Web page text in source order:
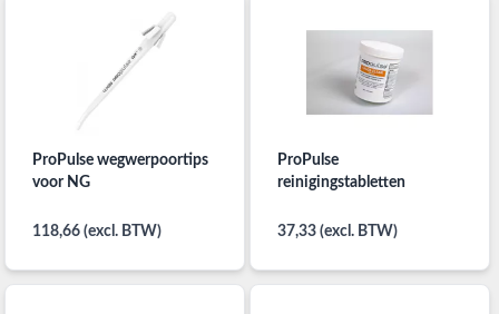
ProPulse wegwerpoortips
voor NG
118,66 (excl. BTW)
ProPulse
reinigingstabletten
37,33 (excl. BTW)